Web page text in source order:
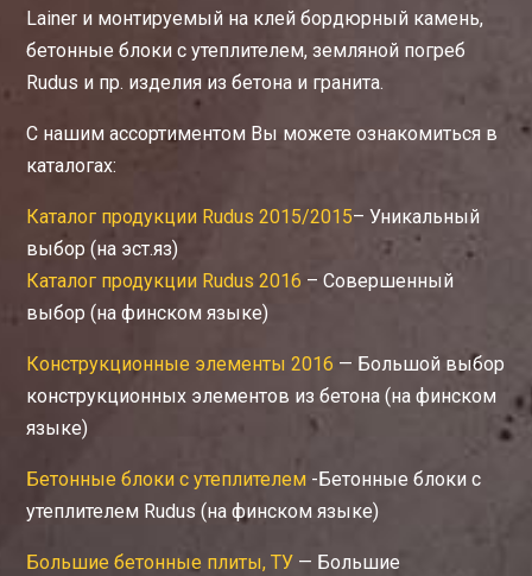
Lainer и монтируемый на клей бордюрный камень,
бетонные блоки с утеплителем, земляной погреб
Rudus и пр. изделия из бетона и гранита.
С нашим ассортиментом Вы можете ознакомиться в
каталогах:
Каталог продукции Rudus 2015/201 5– Уникальный
выбор (на эст.яз)
Каталог продукции Rudus 2016 – Совершенный
выбор (на финском языке)
Конструкционные элементы 2016 — Большой выбор
конструкционных элементов из бетона (на финском
языке)
Бетонные блоки с утеплителем -Бетонные блоки с
утеплителем Rudus (на финском языке)
Большие бетонные плиты, ТУ — Большие